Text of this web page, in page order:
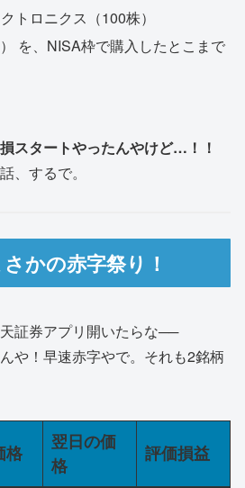
ロニクス（100株）
を、NISA枠で購入したとこまで
スタートやったんやけど…！！
、するで。
かの赤字祭り！
証券アプリ開いたらな──
や！早速赤字やで。それも2銘柄
格
翌日の価
格
評価損益